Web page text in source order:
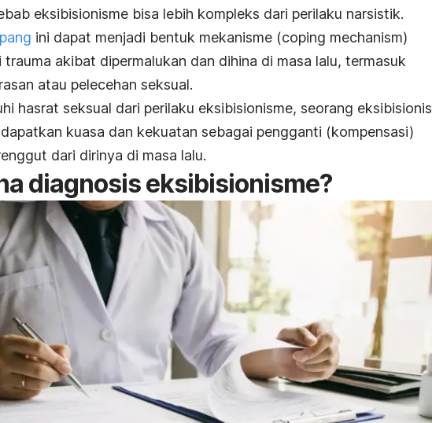
eksibisionisme bisa lebih kompleks dari perilaku narsistik.
ini dapat menjadi bentuk mekanisme (coping mechanism)
akibat dipermalukan dan dihina di masa lalu, termasuk
atau pelecehan seksual.
hasrat seksual dari perilaku eksibisionisme, seorang eksibisionis
kuasa dan kekuatan sebagai pengganti (kompensasi)
dari dirinya di masa lalu.
diagnosis eksibisionisme?